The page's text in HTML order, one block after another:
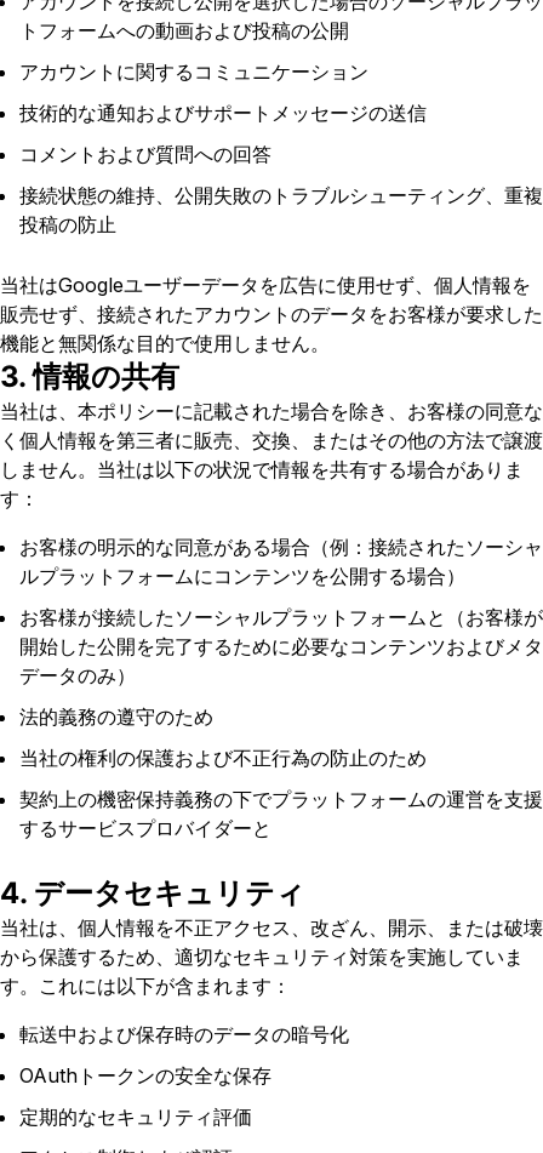
トフォームへの動画および投稿の公開
アカウントに関するコミュニケーション
技術的な通知およびサポートメッセージの送信
コメントおよび質問への回答
接続状態の維持、公開失敗のトラブルシューティング、重複
投稿の防止
当社はGoogleユーザーデータを広告に使用せず、個人情報を
販売せず、接続されたアカウントのデータをお客様が要求した
機能と無関係な目的で使用しません。
3. 情報の共有
当社は、本ポリシーに記載された場合を除き、お客様の同意な
く個人情報を第三者に販売、交換、またはその他の方法で譲渡
しません。当社は以下の状況で情報を共有する場合がありま
す：
お客様の明示的な同意がある場合（例：接続されたソーシャ
ルプラットフォームにコンテンツを公開する場合）
お客様が接続したソーシャルプラットフォームと（お客様が
開始した公開を完了するために必要なコンテンツおよびメタ
データのみ）
法的義務の遵守のため
当社の権利の保護および不正行為の防止のため
契約上の機密保持義務の下でプラットフォームの運営を支援
するサービスプロバイダーと
4. データセキュリティ
当社は、個人情報を不正アクセス、改ざん、開示、または破壊
から保護するため、適切なセキュリティ対策を実施していま
す。これには以下が含まれます：
転送中および保存時のデータの暗号化
OAuthトークンの安全な保存
定期的なセキュリティ評価